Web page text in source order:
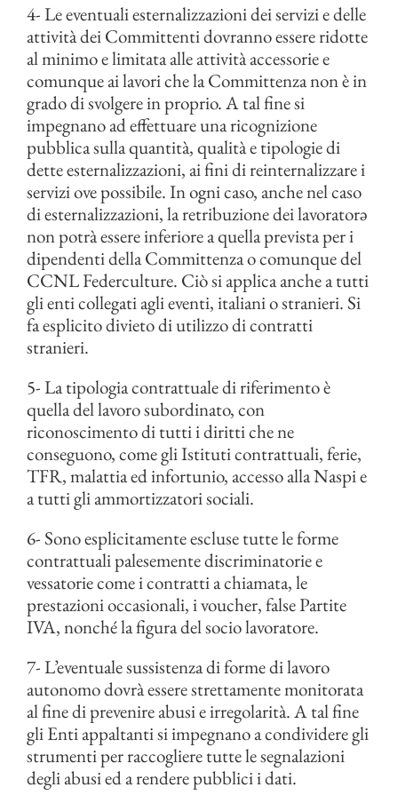
4- Le eventuali esternalizzazioni dei servizi e delle
attività dei Committenti dovranno essere ridotte
al minimo e limitata alle attività accessorie e
comunque ai lavori che la Committenza non è in
grado di svolgere in proprio. A tal fine si
impegnano ad effettuare una ricognizione
pubblica sulla quantità, qualità e tipologie di
dette esternalizzazioni, ai fini di reinternalizzare i
servizi ove possibile. In ogni caso, anche nel caso
di esternalizzazioni, la retribuzione dei lavoratorə
non potrà essere inferiore a quella prevista per i
dipendenti della Committenza o comunque del
CCNL Federculture. Ciò si applica anche a tutti
gli enti collegati agli eventi, italiani o stranieri. Si
fa esplicito divieto di utilizzo di contratti
stranieri.
5- La tipologia contrattuale di riferimento è
quella del lavoro subordinato, con
riconoscimento di tutti i diritti che ne
conseguono, come gli Istituti contrattuali, ferie,
TFR, malattia ed infortunio, accesso alla Naspi e
a tutti gli ammortizzatori sociali.
6- Sono esplicitamente escluse tutte le forme
contrattuali palesemente discriminatorie e
vessatorie come i contratti a chiamata, le
prestazioni occasionali, i voucher, false Partite
IVA, nonché la figura del socio lavoratore.
7- L’eventuale sussistenza di forme di lavoro
autonomo dovrà essere strettamente monitorata
al fine di prevenire abusi e irregolarità. A tal fine
gli Enti appaltanti si impegnano a condividere gli
strumenti per raccogliere tutte le segnalazioni
degli abusi ed a rendere pubblici i dati.